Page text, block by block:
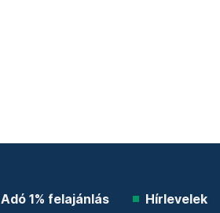
Adó 1% felajánlás Hírlevelek